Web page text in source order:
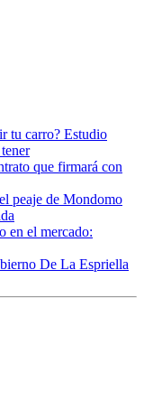
tu carro? Estudio
que firmará con
peaje de Mondomo
en el mercado:
De La Espriella